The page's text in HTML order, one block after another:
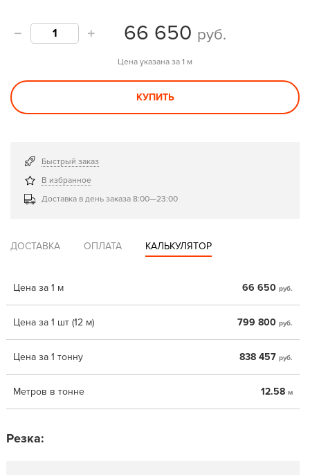
66 650 руб.
Цена указана за 1 м
КУПИТЬ
Быстрый заказ
В избранное
Доставка в день заказа 8:00—23:00
ДОСТАВКА ОПЛАТА КАЛЬКУЛЯТОР
Цена за 1 м 66 650 руб.
Цена за 1 шт (12 м) 799 800 руб.
Цена за 1 тонну 838 457 руб.
Метров в тонне 12.58 м
Резка: